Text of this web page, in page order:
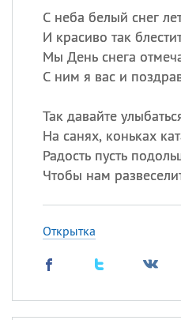
С неба белый снег
И красиво так
Мы День снега
С ним я вас и
Так давайте
На санях, коньках
Радость пусть
Чтобы нам
Открытка